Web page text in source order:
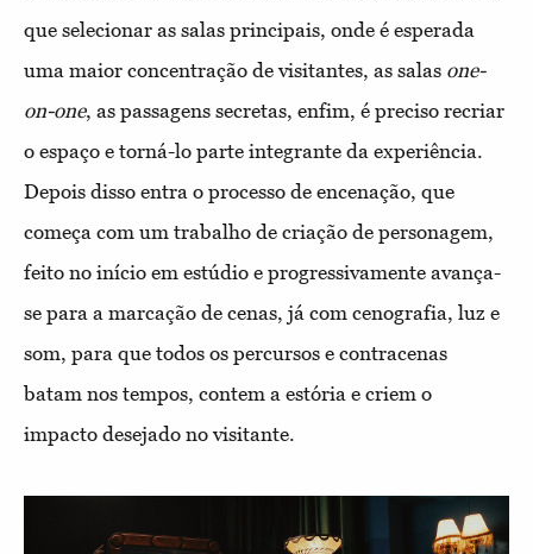
que selecionar as salas principais, onde é esperada
uma maior concentração de visitantes, as salas one-
on-one, as passagens secretas, enfim, é preciso recriar
o espaço e torná-lo parte integrante da experiência.
Depois disso entra o processo de encenação, que
começa com um trabalho de criação de personagem,
feito no início em estúdio e progressivamente avança-
se para a marcação de cenas, já com cenografia, luz e
som, para que todos os percursos e contracenas
batam nos tempos, contem a estória e criem o
impacto desejado no visitante.